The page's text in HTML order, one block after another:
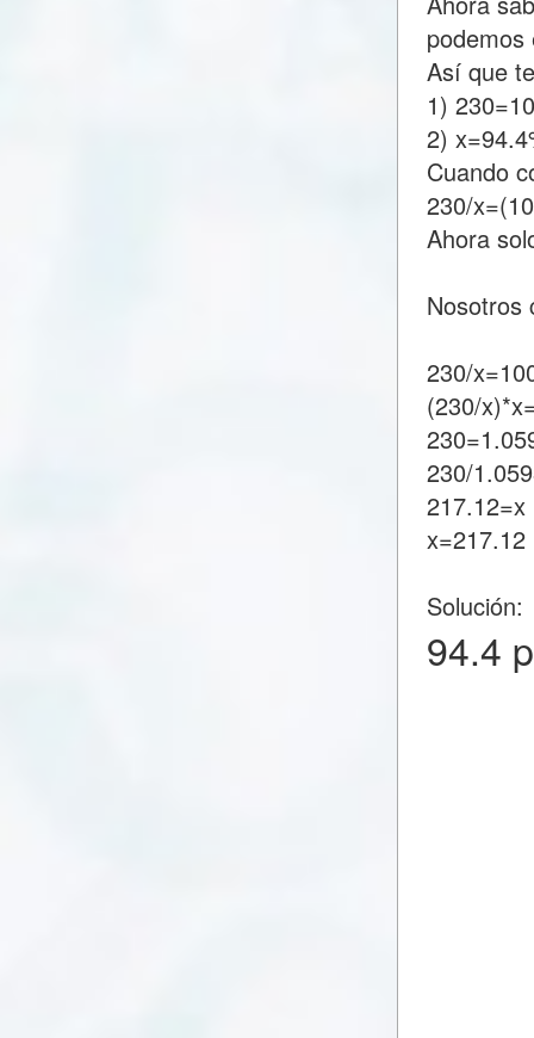
Así que
1)
2)
Cuando
230/
Ahora
Nosotros
230/
(230/
230/
217.12=x
x=217.12
Solución:
94.4